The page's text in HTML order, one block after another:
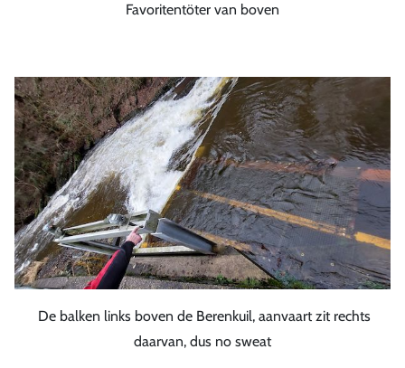
Favoritentöter van boven
De balken links boven de Berenkuil, aanvaart zit rechts
daarvan, dus no sweat